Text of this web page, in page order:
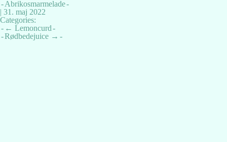
Abrikosmarmelade
| 31. maj 2022
Categories:
Indlægsnavigation
← Lemoncurd
Rødbedejuice →